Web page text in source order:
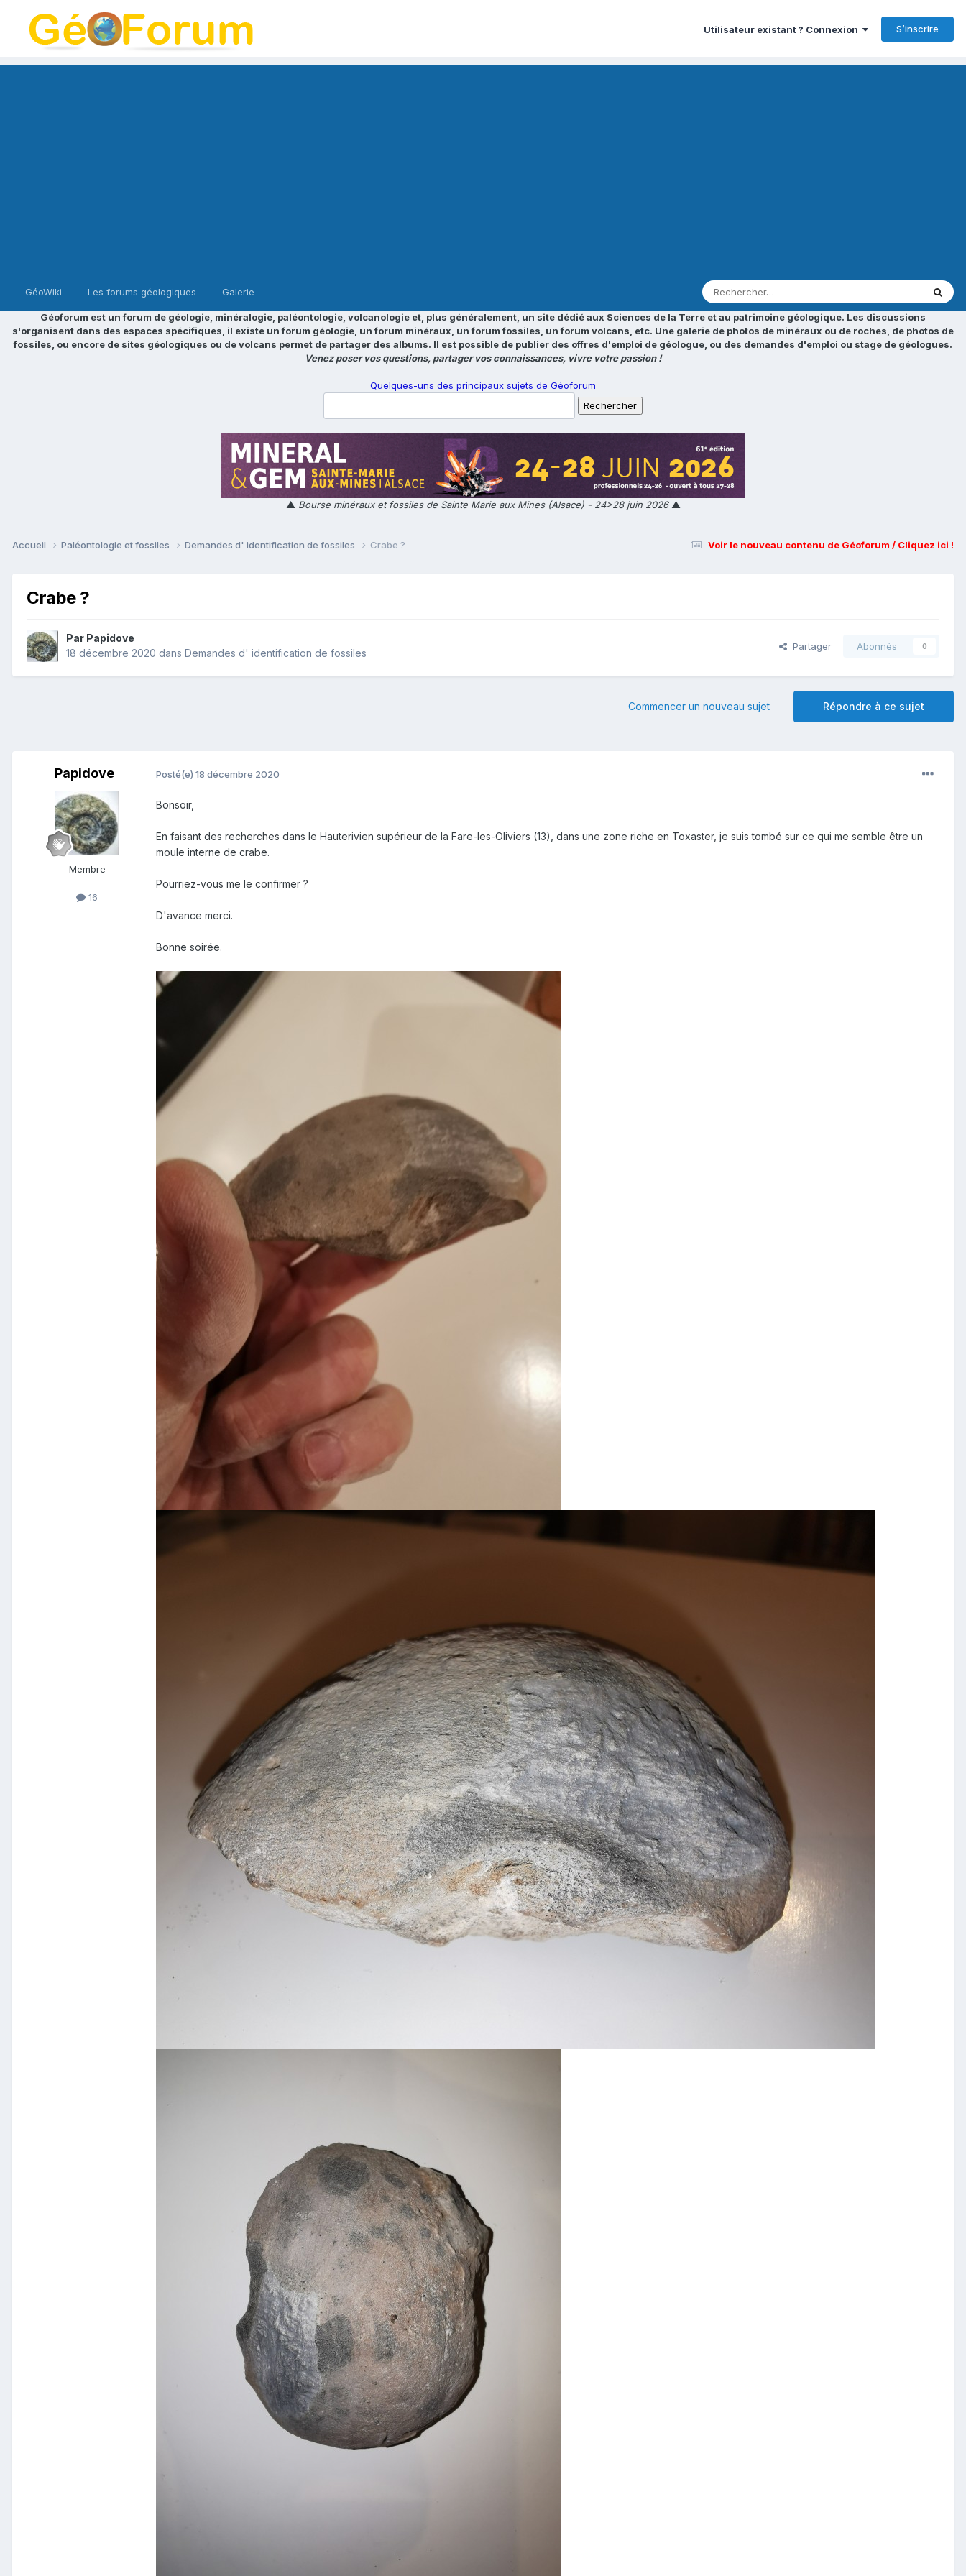
Utilisateur existant ? Connexion S’inscrire
GéoWiki Les forums géologiques Galerie
Géoforum est un forum de géologie, minéralogie, paléontologie, volcanologie et, plus généralement, un site dédié aux Sciences de la Terre et au patrimoine géologique. Les discussions
s'organisent dans des espaces spécifiques, il existe un forum géologie, un forum minéraux, un forum fossiles, un forum volcans, etc. Une galerie de photos de minéraux ou de roches, de photos de
fossiles, ou encore de sites géologiques ou de volcans permet de partager des albums. Il est possible de publier des offres d'emploi de géologue, ou des demandes d'emploi ou stage de géologues.
Venez poser vos questions, partager vos connaissances, vivre votre passion !
Quelques-uns des principaux sujets de Géoforum
▲ Bourse minéraux et fossiles de Sainte Marie aux Mines (Alsace) - 24>28 juin 2026▲
Voir le nouveau contenu de Géoforum / Cliquez ici !
Accueil Paléontologie et fossiles Demandes d' identification de fossiles Crabe ?
Crabe ?
Par Papidove
18 décembre 2020 dans Demandes d' identification de fossiles
Partager Abonnés 0
Répondre à ce sujet
Commencer un nouveau sujet
Papidove
Membre
16
Posté(e) 18 décembre 2020
Bonsoir,
En faisant des recherches dans le Hauterivien supérieur de la Fare-les-Oliviers (13), dans une zone riche en Toxaster, je suis tombé sur ce qui me semble être un
moule interne de crabe.
Pourriez-vous me le confirmer ?
D'avance merci.
Bonne soirée.